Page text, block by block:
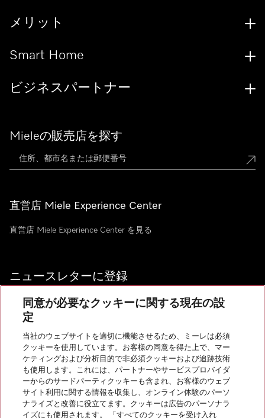
Mieleの販売店を探す
直営店 Miele Experience Center
直営店 Miele Experience Center を見る
ニュースレターに登録
お問い合わせ
メリット
Smart Home
ビジネスパートナー
InstagramのMiele
YoutubeのMiele
同意が必要なクッキーに関する現在の設
定
当社のウェブサイトを適切に機能させるため、ミーレは必須
クッキーを使用しています。お客様の同意を得た上で、マー
ケティングおよび分析目的で非必須クッキーおよび追跡技術
も使用します。これには、パートナーやサービスプロバイダ
ーからのサードパーティクッキーも含まれ、お客様のウェブ
サイト利用に関する情報を収集し、オンライン体験のパーソ
ナライズと改善に役立てます。クッキーは広告のパーソナラ
イズにも使用されます。 「すべてのクッキーを受け入れ